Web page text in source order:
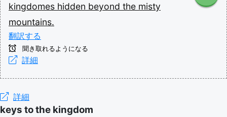
kingdomes hidden beyond the misty
mountains.
翻訳する
聞き取れるようになる
詳細
詳細
keys to the kingdom